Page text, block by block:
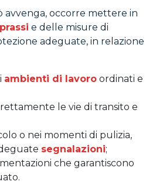
avvenga, occorre mettere in
e delle misure di
adeguate, in relazione
ambienti di lavoroordinati e
le vie di transito e
o nei momenti di pulizia,
segnalazioni;
che garantiscono